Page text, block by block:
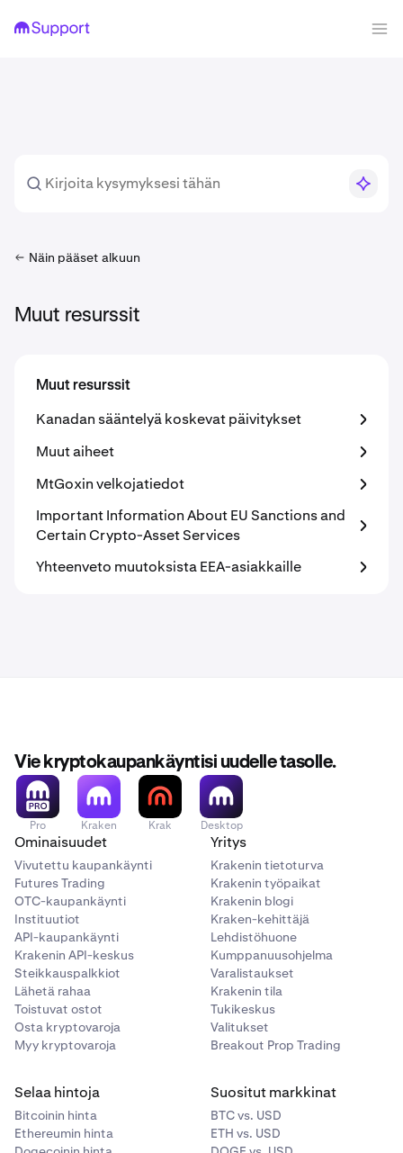
Näin pääset alkuun
Muut resurssit
Muut resurssit
Kanadan sääntelyä koskevat päivitykset
Muut aiheet
MtGoxin velkojatiedot
Important Information About EU Sanctions and
Certain Crypto-Asset Services
Yhteenveto muutoksista EEA-asiakkaille
Vie kryptokaupankäyntisi uudelle tasolle.
Pro Kraken Krak Desktop
Ominaisuudet
Vivutettu kaupankäynti
Futures Trading
OTC-kaupankäynti
Instituutiot
API-kaupankäynti
Krakenin API-keskus
Steikkauspalkkiot
Lähetä rahaa
Toistuvat ostot
Osta kryptovaroja
Myy kryptovaroja
Yritys
Krakenin tietoturva
Krakenin työpaikat
Krakenin blogi
Kraken-kehittäjä
Lehdistöhuone
Kumppanuusohjelma
Varalistaukset
Krakenin tila
Tukikeskus
Valitukset
Breakout Prop Trading
Selaa hintoja
Bitcoinin hinta
Ethereumin hinta
Suositut markkinat
BTC vs. USD
ETH vs. USD